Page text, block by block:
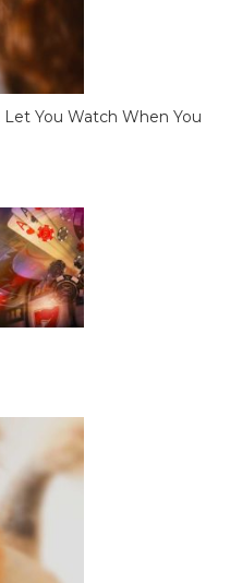
Let You Watch When You